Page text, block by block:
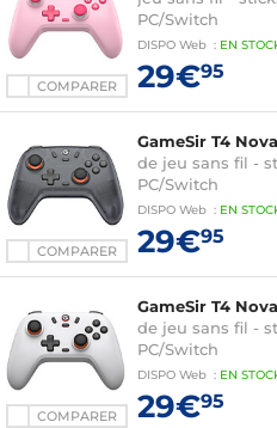
COMPARER
PC/Switch
DISPO Web : EN
29€95
COMPARER
GameSir T4
de jeu sans fil -
PC/Switch
DISPO Web : EN
29€95
COMPARER
GameSir T4
de jeu sans fil -
PC/Switch
DISPO Web : EN
29€95